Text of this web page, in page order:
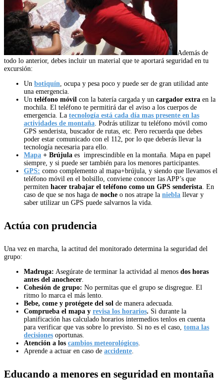
Además de
todo lo anterior, debes incluir un material que te aportará seguridad en tu
excursión:
Un botiquín, ocupa y pesa poco y puede ser de gran utilidad ante
una emergencia.
Un teléfono móvil con la batería cargada y un cargador extra en la
mochila. El teléfono te permitirá dar el aviso a los cuerpos de
emergencia. La tecnología está cada día mas presente en las
actividades de montaña. Podrás utilizar tu teléfono móvil como
GPS senderista, buscador de rutas, etc. Pero recuerda que debes
poder estar comunicado con el 112, por lo que deberás llevar la
tecnología necesaria para ello.
Mapa + Brújula es imprescindible en la montaña. Mapa en papel
siempre, y si puede ser también para los menores participantes.
GPS: como complemento al mapa+brújula, y siendo que llevamos el
teléfono móvil en el bolsillo, conviene conocer las APP’s que
permiten hacer trabajar el teléfono como un GPS senderista. En
caso de que se nos haga de noche o nos atrape la niebla llevar y
saber utilizar un GPS puede salvarnos la vida.
Actúa con prudencia
Una vez en marcha, la actitud del monitorado determina la seguridad del
grupo:
Madruga: Asegúrate de terminar la actividad al menos dos horas
antes del anochecer.
Cohesión de grupo: No permitas que el grupo se disgregue. El
ritmo lo marca el más lento.
Bebe, come y protégete del sol de manera adecuada.
Comprueba el mapa y revisa los horarios. Si durante la
planificación has calculado horarios intermedios tenlos en cuenta
para verificar que vas sobre lo previsto. Si no es el caso, toma las
decisiones oportunas.
Atención a los cambios meteorológicos.
Aprende a actuar en caso de accidente.
Educando a menores en seguridad en montaña